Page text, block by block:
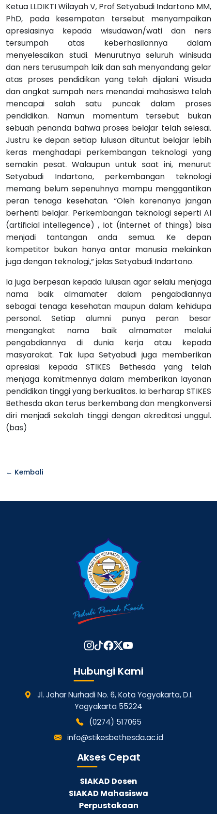
Ketua LLDIKTI Wilayah V, Prof Setyabudi Indartono MM,
PhD, pada kesempatan tersebut menyampaikan
apresiasinya kepada wisudawan/wati dan ners
tersumpah atas keberhasilannya dalam
menyelesaikan studi. Menurutnya seluruh winisuda
dan ners terusumpah laik dan sah menyandang gelar
atas proses pendidikan yang telah dijalani. Wisuda
dan angkat sumpah ners menandai mahasiswa telah
mencapai salah satu puncak dalam proses
pendidikan. Namun momentum tersebut bukan
sebuah penanda bahwa proses belajar telah selesai.
Justru ke depan setiap lulusan dituntut belajar lebih
keras menghadapi perkembangan teknologi yang
semakin pesat. Walaupun untuk saat ini, menurut
Setyabudi Indartono, perkembangan teknologi
memang belum sepenuhnya mampu menggantikan
peran tenaga kesehatan. “Oleh karenanya jangan
berhenti belajar. Perkembangan teknologi seperti AI
(artificial intellegence) , Iot (internet of things) bisa
menjadi tantangan anda semua. Ke depan
kompetitor bukan hanya antar manusia melainkan
juga dengan teknologi,” jelas Setyabudi Indartono.
Ia juga berpesan kepada lulusan agar selalu menjaga
nama baik almamater dalam pengabdiannya
sebagai tenaga kesehatan maupun dalam kehidupa
personal. Setiap alumni punya peran besar
mengangkat nama baik almamater melalui
pengabdiannya di dunia kerja atau kepada
masyarakat. Tak lupa Setyabudi juga memberikan
apresiasi kepada STIKES Bethesda yang telah
menjaga komitmennya dalam memberikan layanan
pendidikan tinggi yang berkualitas. Ia berharap STIKES
Bethesda akan terus berkembang dan mengkonversi
diri menjadi sekolah tinggi dengan akreditasi unggul.
(bas)
← Kembali
Hubungi Kami
Jl. Johar Nurhadi No. 6, Kota Yogyakarta, D.I.
Yogyakarta 55224
(0274) 517065
info@stikesbethesda.ac.id
Akses Cepat
SIAKAD Dosen
SIAKAD Mahasiswa
Perpustakaan